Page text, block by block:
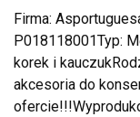
Firma:
P018118001Typ:
korek i
akcesoria do